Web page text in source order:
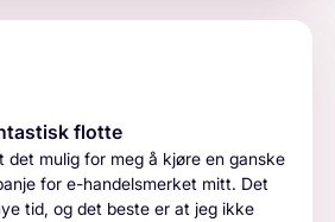
flotte
det mulig for meg å kjøre en ganske
for e-handelsmerket mitt. Det
tid, og det beste er at jeg ikke